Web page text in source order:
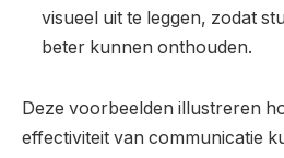
visueel uit te leggen, zodat
beter kunnen onthouden.
Deze voorbeelden illustreren
effectiviteit van communicatie